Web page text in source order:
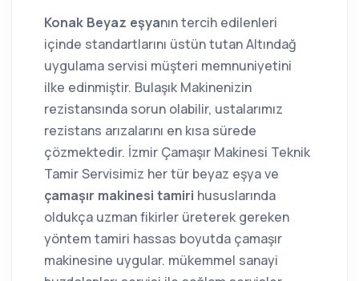
Konak Beyaz eşyanın tercih edilenleri
içinde standartlarını üstün tutan Altındağ
uygulama servisi müşteri memnuniyetini
ilke edinmiştir. Bulaşık Makinenizin
rezistansında sorun olabilir, ustalarımız
rezistans arızalarını en kısa sürede
çözmektedir. İzmir Çamaşır Makinesi Teknik
Tamir Servisimiz her tür beyaz eşya ve
çamaşır makinesi tamiri hususlarında
oldukça uzman fikirler üreterek gereken
yöntem tamiri hassas boyutda çamaşır
makinesine uygular. mükemmel sanayi